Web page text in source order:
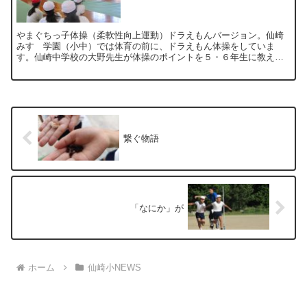
やまぐちっ子体操（柔軟性向上運動）ドラえもんバージョン。仙崎
みすゞ学園（小中）では体育の前に、ドラえもん体操をしていま
す。仙崎中学校の大野先生が体操のポイントを５・６年生に教えて
繋ぐ物語
「なにか」が
ホーム 仙崎小NEWS